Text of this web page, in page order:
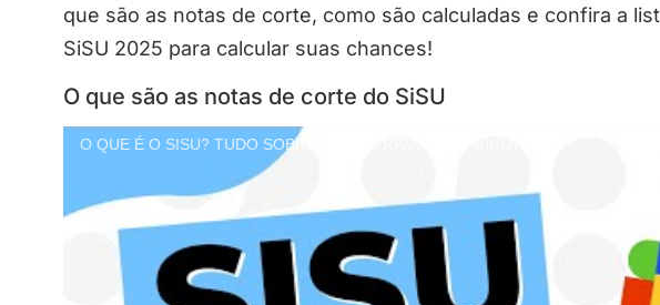
que são as notas de corte, como são calculadas e confira a
SiSU 2025 para calcular suas chances!
O que são as notas de corte do SiSU
O QUE É O SISU? TUDO SOBRE O PROGRAMA EM 2 MINUTOS